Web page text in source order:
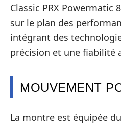
Classic PRX Powermatic
sur le plan des
intégrant des
précision et une fiabilité
MOUVEMENT
La montre est équipée